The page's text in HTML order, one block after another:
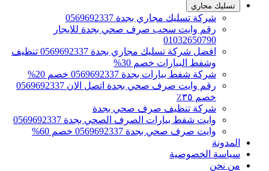
تسليك مجاري
شركة تسليك مجاري بجدة 0569692337
رقم وايت سحب صرف صحي بجدة للايجار
01032650790
افضل شركة تسليك مجاري بجدة 0569692337 تنظيف
وشفط البيارات خصم 30%
شركة شفط بيارات بجدة 0569692337 خصم 20%
رقم وايت صرف صحي بجدة اتصل الان 0569692337
خصم ٣٥٪
شركة تنظيف صرف صحي بجدة
وايت شفط بيارات الصرف الصحي بجدة 0569692337
وايت صرف صحي بجدة 0569692337 خصم 60%
المدونة
سياسة الخصوصية
من نحن